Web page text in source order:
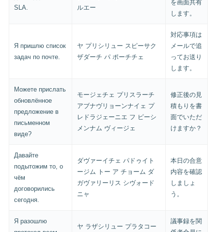
SLA.
ルエー
を画面共有
します。
Я пришлю список
задач по почте.
ヤ プリシリュー スピーサク
ザダーチ パ ポーチチェ
対応事項は
メールで追
ってお送り
します。
Можете прислать
обновлённое
предложение в
письменном
виде?
モージェチェ プリスラーチ
アブナヴリョーンナイェ プ
レドラジェーニエ フ ピーシ
メンナム ヴィージェ
修正後の見
積もりを書
面でいただ
けますか？
Давайте
подытожим то, о
чём
договорились
сегодня.
ダヴァーイチェ パドゥイト
ージム トー ア チョーム ダ
ガヴァリーリス シヴォード
ニャ
本日の合意
内容を確認
しましょ
う。
Я разошлю
ヤ ラザシリュー プラタコー
議事録を関